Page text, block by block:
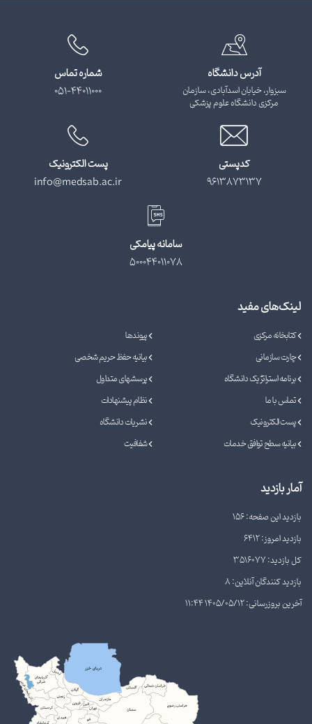
آدرس دانشگاه
سبزوار، خیابان اسدآبادی، سازمان
مرکزی دانشگاه علوم پزشکی
شماره تماس
051-44011000
کدپستی
9613873137
پست الکترونیک
info@medsab.ac.ir
سامانه پیامکی
500044011078
لینک‌های مفید
کتابخانه مرکزی
پیوندها
چارت سازمانی
بیانیه حفظ حریم شخصی
برنامه استراتژیک دانشگاه
پرسشهای متداول
تماس با ما
نظام پیشنهادات
پست الکترونیک
نشریات دانشگاه
بیانیه سطح توافق خدمات
شفافیت
آمار بازدید
بازدید این صفحه: 156
بازدید امروز: 6412
کل بازدید: 3516077
بازدید کنندگان آنلاین: 8
آخرین بروزرسانی: 1405/05/12 11:44